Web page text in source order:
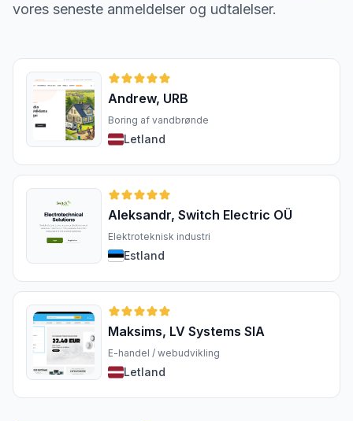
vores seneste anmeldelser og udtalelser.
Andrew, URB
Boring af vandbrønde
Letland
Aleksandr, Switch Electric OÜ
Elektroteknisk industri
Estland
Maksims, LV Systems SIA
E-handel / webudvikling
Letland